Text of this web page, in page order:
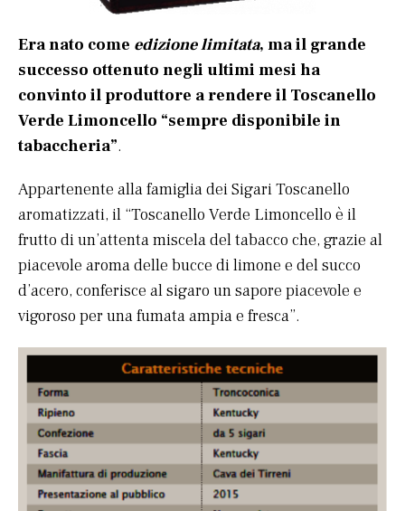
Era nato come edizione limitata, ma il grande
successo ottenuto negli ultimi mesi ha
convinto il produttore a rendere il Toscanello
Verde Limoncello “sempre disponibile in
tabaccheria”.
Appartenente alla famiglia dei Sigari Toscanello
aromatizzati, il “Toscanello Verde Limoncello è il
frutto di un’attenta miscela del tabacco che, grazie al
piacevole aroma delle bucce di limone e del succo
d’acero, conferisce al sigaro un sapore piacevole e
vigoroso per una fumata ampia e fresca”.